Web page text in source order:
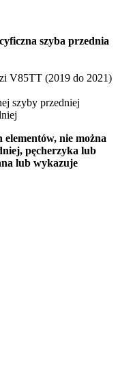
szyba przednia
V85TT (2019 do 2021)
szyby przedniej
nie można
pęcherzyka lub
lub wykazuje